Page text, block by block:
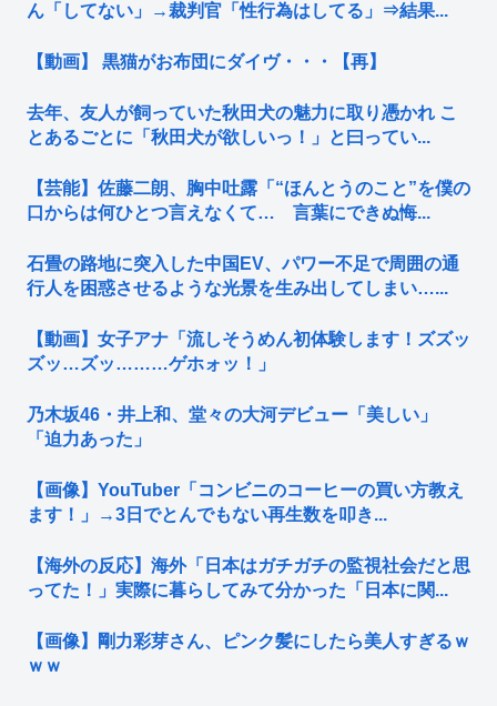
ん「してない」→裁判官「性行為はしてる」⇒結果...
【動画】 黒猫がお布団にダイヴ・・・【再】
去年、友人が飼っていた秋田犬の魅力に取り憑かれ こ
とあるごとに「秋田犬が欲しいっ！」と曰ってい...
【芸能】佐藤二朗、胸中吐露「“ほんとうのこと”を僕の
口からは何ひとつ言えなくて… 言葉にできぬ悔...
石畳の路地に突入した中国EV、パワー不足で周囲の通
行人を困惑させるような光景を生み出してしまい…...
【動画】女子アナ「流しそうめん初体験します！ズズッ
ズッ…ズッ………ゲホォッ！」
乃木坂46・井上和、堂々の大河デビュー「美しい」
「迫力あった」
【画像】YouTuber「コンビニのコーヒーの買い方教え
ます！」→3日でとんでもない再生数を叩き...
【海外の反応】海外「日本はガチガチの監視社会だと思
ってた！」実際に暮らしてみて分かった「日本に関...
【画像】剛力彩芽さん、ピンク髪にしたら美人すぎるｗ
ｗｗ